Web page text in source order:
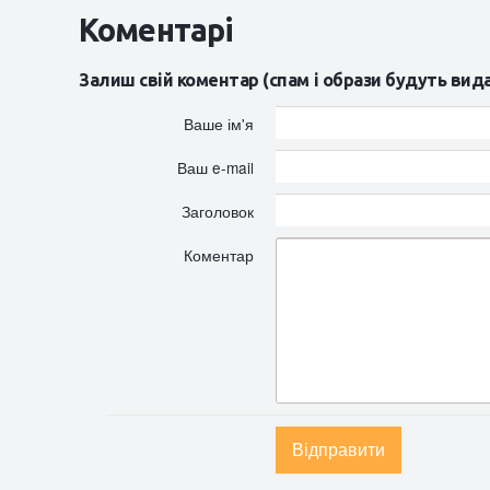
Коментарі
Залиш свій коментар (спам і образи будуть
Ваше ім'я
Ваш e-mail
Заголовок
Коментар
Відправити